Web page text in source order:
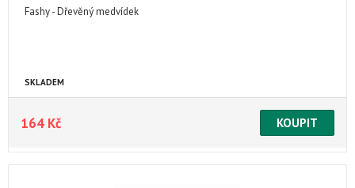
Fashy - Dřevěný medvídek
SKLADEM
164 Kč